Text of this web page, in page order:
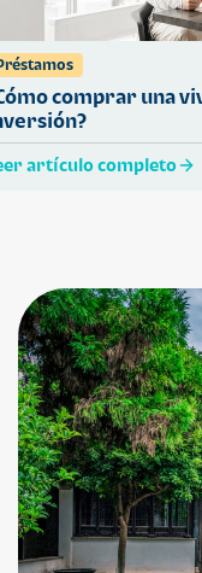
comprar una
artículo completo